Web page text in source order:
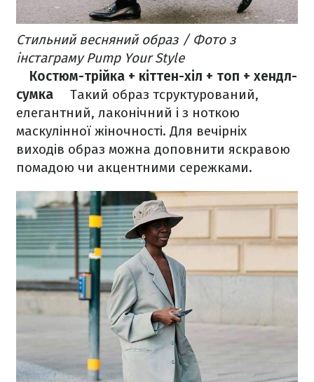
Стильний весняний образ / Фото з
інстаграму Pump Your Style
Костюм-трійка + кіттен-хіл + топ + хендл-
сумка
Такий образ тсруктурований,
елегантний, лаконічний і з ноткою
маскулінної жіночності. Для вечірніх
виходів образ можна доповнити яскравою
помадою чи акцентними сережками.